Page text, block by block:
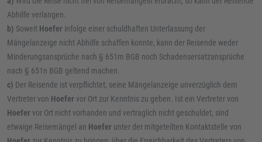
Abhilfe verlangen.
b) Soweit Hoefer infolge einer schuldhaften Unterlassung der
Mängelanzeige nicht Abhilfe schaffen konnte, kann der Reisende weder
Minderungsansprüche nach § 651m BGB noch Schadensersatzansprüche
nach § 651n BGB geltend machen.
c) Der Reisende ist verpflichtet, seine Mängelanzeige unverzüglich dem
Vertreter von Hoefer vor Ort zur Kenntnis zu geben. Ist ein Vertreter von
Hoefer vor Ort nicht vorhanden und vertraglich nicht geschuldet, sind
etwaige Reisemängel an Hoefer unter der mitgeteilten Kontaktstelle von